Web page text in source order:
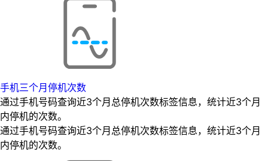
手机三个月停机次数
通过手机号码查询近3个月总停机次数标签信息，统计近3个月
内停机的次数。
通过手机号码查询近3个月总停机次数标签信息，统计近3个月
内停机的次数。